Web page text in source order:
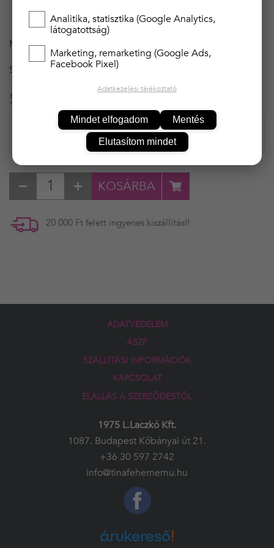
Kiemelt minőségű magyar termék!
MÉRET
SZÍN PIROS
5 990 Ft
KOSÁRBA
20 000 Ft felett ingyenes kiszállítás!!
ADATVÉDELEM
ÁSZF
SZÁLLÍTÁSI INFORMÁCIÓK
KAPCSOLAT
ELÁLLÁS A SZERZŐDÉSTŐL
1975 L.Laczkó Kft.
1087. Budapest Kőbányai út 21.
+36 30 597 2742
info@tinafehernemu.hu
Analitika, statisztika (Google Analytics,
látogatottság)
Marketing, remarketing (Google Ads,
Facebook Pixel)
Adatkezelési tájékoztató
Mindet elfogadom Mentés
Elutasítom mindet